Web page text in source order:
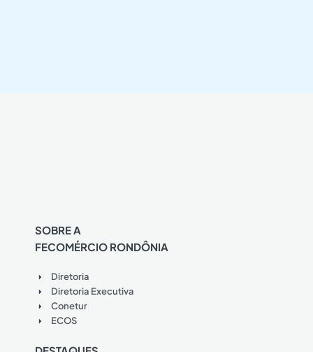
SOBRE A
FECOMÉRCIO RONDÔNIA
Diretoria
Diretoria Executiva
Conetur
ECOS